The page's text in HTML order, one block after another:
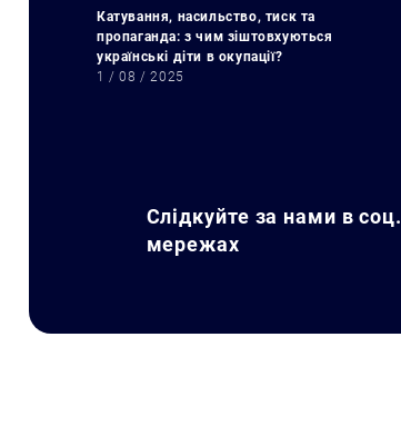
Катування, насильство, тиск та
пропаганда: з чим зіштовхуються
українські діти в окупації?
1 / 08 / 2025
Слідкуйте за нами в соц.
мережах